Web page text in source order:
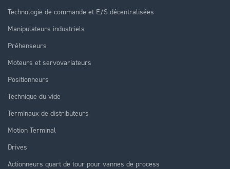
Technologie de commande et E/S décentralisées
Manipulateurs industriels
Préhenseurs
Moteurs et servovariateurs
Positionneurs
Technique du vide
Terminaux de distributeurs
Motion Terminal
Drives
Actionneurs quart de tour pour vannes de process